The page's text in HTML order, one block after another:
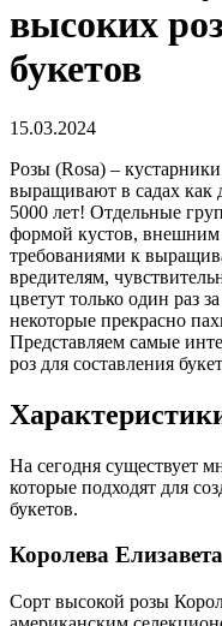
высоких
букетов
15.03.2024
Розы (Rosa) –
выращивают в садах как
5000 лет! Отдельные
формой кустов, внешним
требованиями к
вредителям,
цветут только один раз
некоторые прекрасно
Представляем самые
роз для составления
На сегодня существует
которые подходят для
букетов.
Королева Елизавета
Сорт высокой розы